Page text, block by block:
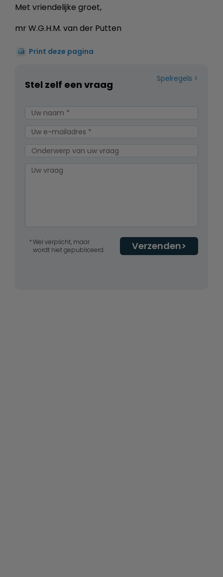
Met vriendelijke groet,
mr W.G.H.M. van der Putten
Print deze pagina
Spelregels
Stel zelf een vraag
Verzenden
Wel verplicht, maar
wordt niet gepubliceerd.